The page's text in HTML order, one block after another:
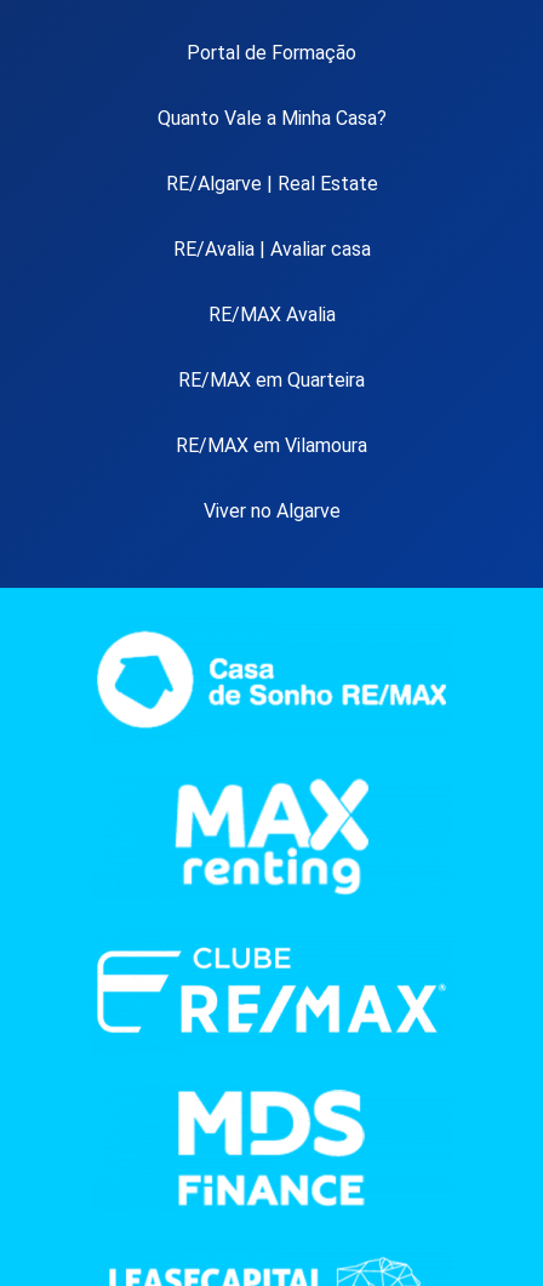
Portal de Formação
Quanto Vale a Minha Casa?
RE/Algarve | Real Estate
RE/Avalia | Avaliar casa
RE/MAX Avalia
RE/MAX em Quarteira
RE/MAX em Vilamoura
Viver no Algarve